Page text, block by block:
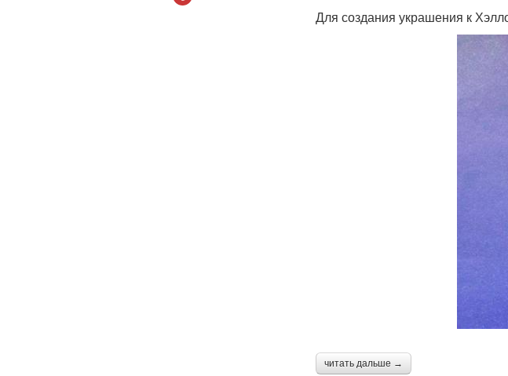
Для создания украшения к
читать дальше →